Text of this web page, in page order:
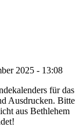
2025 - 13:08
für das
Ausdrucken. Bitte
aus Bethlehem